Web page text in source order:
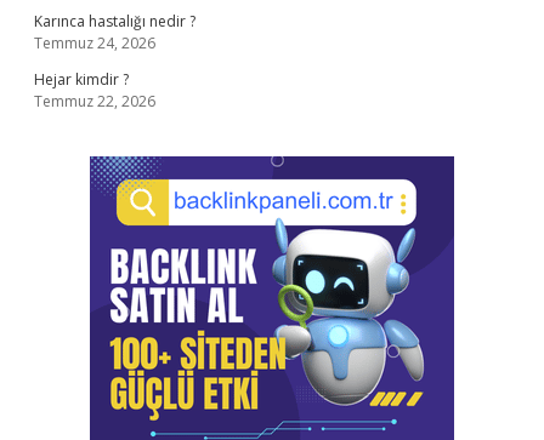
Karınca hastalığı nedir ?
Temmuz 24, 2026
Hejar kimdir ?
Temmuz 22, 2026